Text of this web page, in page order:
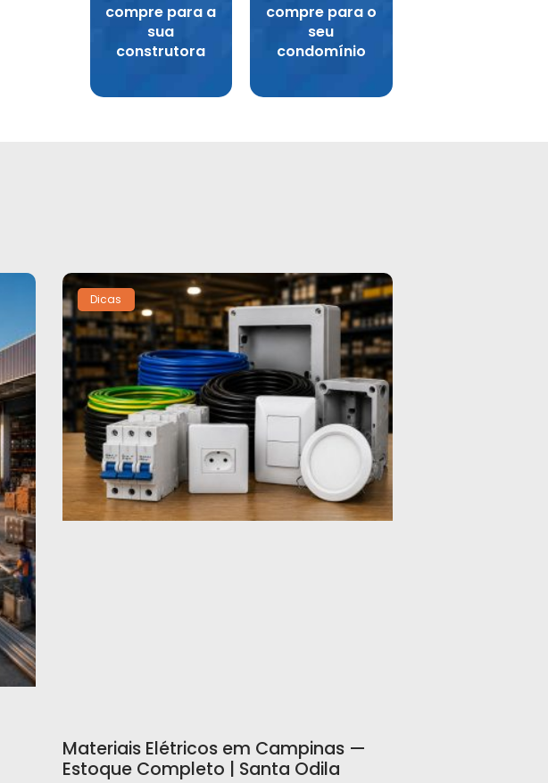
compre para a
sua
construtora
compre para o
seu
condomínio
Dicas
Materiais Elétricos em Campinas —
Estoque Completo | Santa Odila